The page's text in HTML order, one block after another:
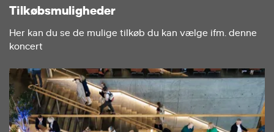
Tilkøbsmuligheder
Her kan du se de mulige tilkøb du kan vælge ifm. denne
koncert